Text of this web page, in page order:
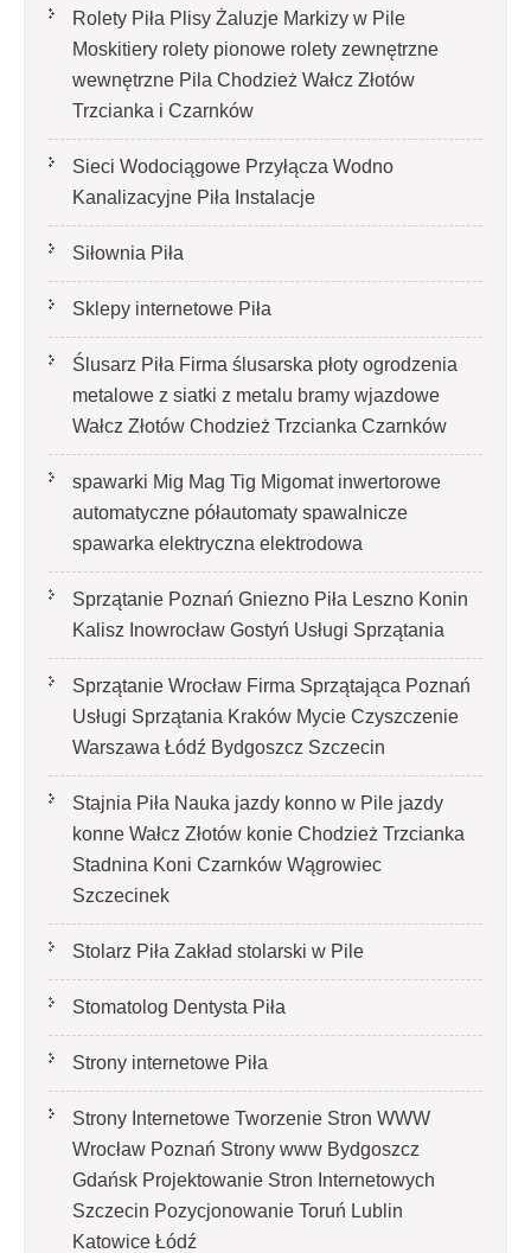
Rolety Piła Plisy Żaluzje Markizy w Pile
Moskitiery rolety pionowe rolety zewnętrzne
wewnętrzne Pila Chodzież Wałcz Złotów
Trzcianka i Czarnków
Sieci Wodociągowe Przyłącza Wodno
Kanalizacyjne Piła Instalacje
Siłownia Piła
Sklepy internetowe Piła
Ślusarz Piła Firma ślusarska płoty ogrodzenia
metalowe z siatki z metalu bramy wjazdowe
Wałcz Złotów Chodzież Trzcianka Czarnków
spawarki Mig Mag Tig Migomat inwertorowe
automatyczne półautomaty spawalnicze
spawarka elektryczna elektrodowa
Sprzątanie Poznań Gniezno Piła Leszno Konin
Kalisz Inowrocław Gostyń Usługi Sprzątania
Sprzątanie Wrocław Firma Sprzątająca Poznań
Usługi Sprzątania Kraków Mycie Czyszczenie
Warszawa Łódź Bydgoszcz Szczecin
Stajnia Piła Nauka jazdy konno w Pile jazdy
konne Wałcz Złotów konie Chodzież Trzcianka
Stadnina Koni Czarnków Wągrowiec
Szczecinek
Stolarz Piła Zakład stolarski w Pile
Stomatolog Dentysta Piła
Strony internetowe Piła
Strony Internetowe Tworzenie Stron WWW
Wrocław Poznań Strony www Bydgoszcz
Gdańsk Projektowanie Stron Internetowych
Szczecin Pozycjonowanie Toruń Lublin
Katowice Łódź